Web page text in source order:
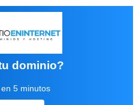
dominio?
5 minutos